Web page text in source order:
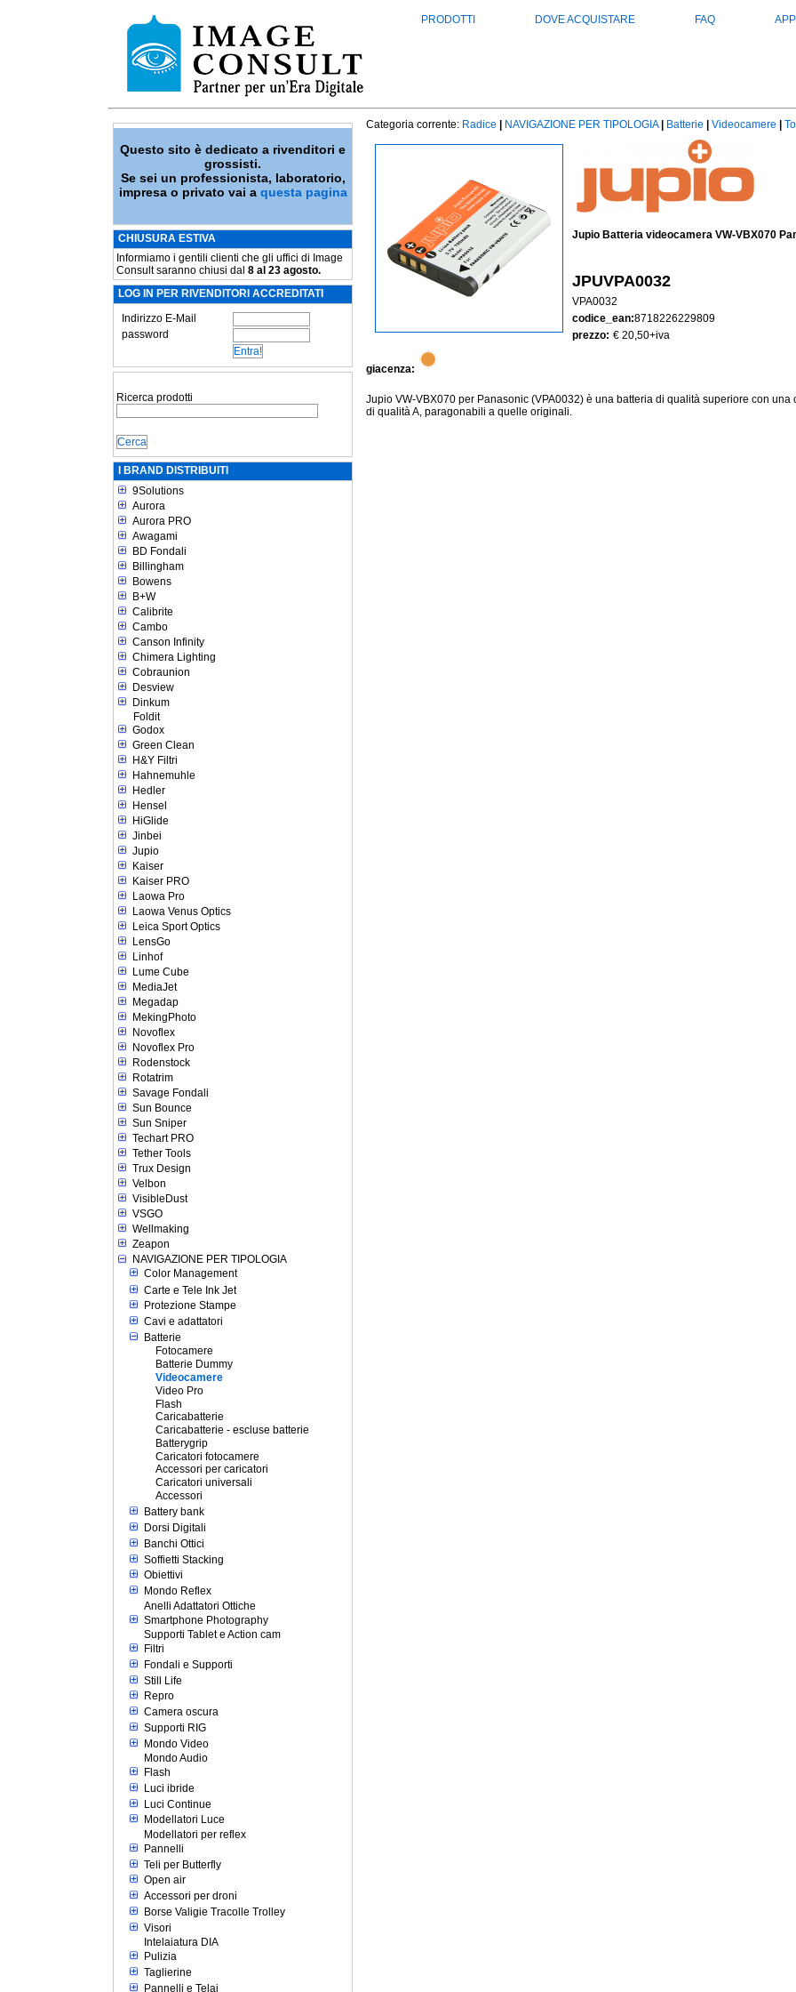
PRODOTTI DOVE ACQUISTARE FAQ
Questo sito è dedicato a rivenditori e
grossisti.
Se sei un professionista, laboratorio,
impresa o privato vai a questa pagina
CHIUSURA ESTIVA
Informiamo i gentili clienti che gli uffici di Image
Consult saranno chiusi dal 8 al 23 agosto.
LOG IN PER RIVENDITORI ACCREDITATI
Indirizzo E-Mail
password
Ricerca prodotti
I BRAND DISTRIBUITI
9Solutions
Aurora
Aurora PRO
Awagami
BD Fondali
Billingham
Bowens
B+W
Calibrite
Cambo
Canson Infinity
Chimera Lighting
Cobraunion
Desview
Dinkum
Foldit
Godox
Green Clean
H&Y Filtri
Hahnemuhle
Hedler
Hensel
HiGlide
Jinbei
Jupio
Kaiser
Kaiser PRO
Laowa Pro
Laowa Venus Optics
Leica Sport Optics
LensGo
Linhof
Lume Cube
MediaJet
Megadap
MekingPhoto
Novoflex
Novoflex Pro
Rodenstock
Rotatrim
Savage Fondali
Sun Bounce
Sun Sniper
Techart PRO
Tether Tools
Trux Design
Velbon
VisibleDust
VSGO
Wellmaking
Zeapon
NAVIGAZIONE PER TIPOLOGIA
Color Management
Carte e Tele Ink Jet
Protezione Stampe
Cavi e adattatori
Batterie
Fotocamere
Batterie Dummy
Videocamere
Video Pro
Flash
Caricabatterie
Caricabatterie - escluse batterie
Batterygrip
Caricatori fotocamere
Accessori per caricatori
Caricatori universali
Accessori
Battery bank
Dorsi Digitali
Banchi Ottici
Soffietti Stacking
Obiettivi
Mondo Reflex
Anelli Adattatori Ottiche
Smartphone Photography
Supporti Tablet e Action cam
Filtri
Fondali e Supporti
Still Life
Repro
Camera oscura
Supporti RIG
Mondo Video
Mondo Audio
Flash
Luci ibride
Luci Continue
Modellatori Luce
Modellatori per reflex
Pannelli
Teli per Butterfly
Open air
Accessori per droni
Borse Valigie Tracolle Trolley
Visori
Intelaiatura DIA
Pulizia
Taglierine
Pannelli e Telai
Categoria corrente: Radice NAVIGAZIONE PER TIPOLOGIA Batterie Videocamere
Jupio Batteria videocamera VW-VBX070
JPUVPA0032
VPA0032
codice_ean:8718226229809
prezzo: € 20,50+iva
giacenza:
Jupio VW-VBX070 per Panasonic (VPA0032) è una batteria di qualità superiore con
di qualità A, paragonabili a quelle originali.